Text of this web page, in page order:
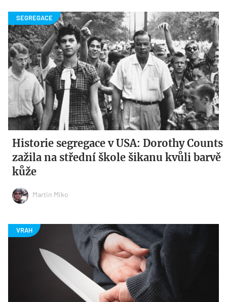
Historie segregace v USA: Dorothy Counts
zažila na střední škole šikanu kvůli barvě
kůže
Martin Miko